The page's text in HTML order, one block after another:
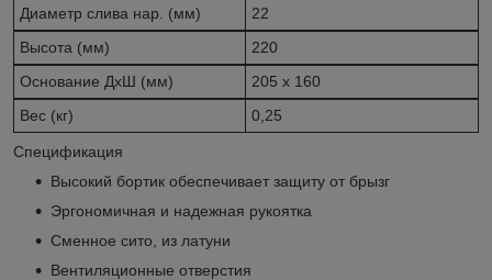
Диаметр слива нар. (мм)
22
Высота (мм)
220
Основание ДхШ (мм)
205 x 160
Вес (кг)
0,25
Спецификация
Высокий бортик обеспечивает защиту от брызг
Эргономичная и надежная рукоятка
Cменное сито, из латуни
Вентиляционные отверстия